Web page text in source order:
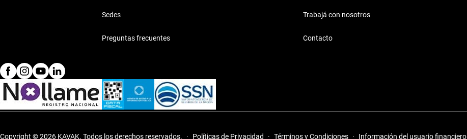
Sedes
Preguntas frecuentes
Trabajá con nosotros
Contacto
Copyright © 2026 KAVAK. Todos los derechos reservados. · Políticas de Privacidad · Términos y Condiciones · Información del usuario financiero